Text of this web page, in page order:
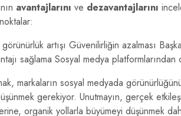
avantajlarını ve dezavantajlarını
artışı Güvenilirliğin azalması
sağlama Sosyal medya platformlarından
markaların sosyal medyada
gerekiyor. Unutmayın, gerçek
organik yollarla büyümeyi düşünmek